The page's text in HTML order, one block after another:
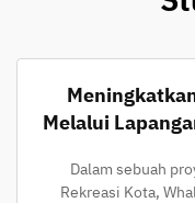
Melalui
Dalam sebuah
Rekreasi Kota,